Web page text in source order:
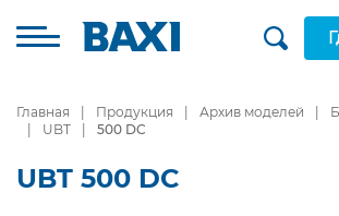
Главная Продукция Архив моделей
UBT
500 DC
UBT 500 DC